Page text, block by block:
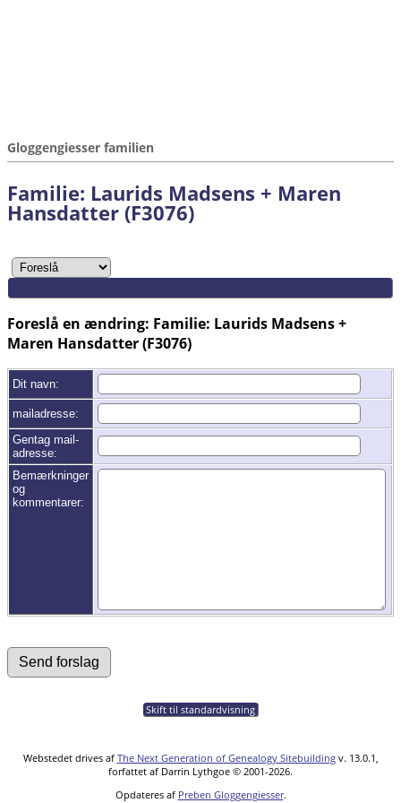
Gloggengiesser familien
Familie: Laurids Madsens + Maren
Hansdatter (F3076)
Foreslå en ændring: Familie: Laurids Madsens +
Maren Hansdatter (F3076)
Dit navn:
mailadresse:
Gentag mail-
adresse:
Bemærkninger
og
kommentarer:
Skift til standardvisning
Webstedet drives af The Next Generation of Genealogy Sitebuildingv. 13.0.1,
forfattet af Darrin Lythgoe © 2001-2026.
Opdateres af Preben Gloggengiesser.